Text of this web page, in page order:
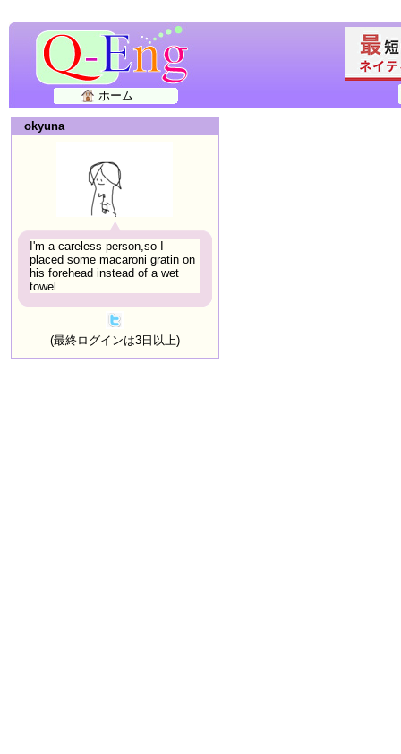
ホーム
okyuna
I'm a careless person,so I
placed some macaroni gratin on
his forehead instead of a wet
towel.
(最終ログインは3日以上)